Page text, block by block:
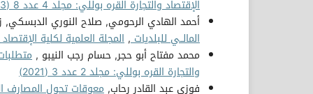
الإقتصاد والتجارة القره بوللي: مجلد 4 عدد 8 (2023)
أحمد الهادي الرحومي, صلاح النوري الدبسكي,
المالــي للبلديات, المجلة العلمية لكلية الإقتصاد
محمد مفتاح أبو حجر, حسام رجب النيبو ,
والتجارة القره بوللي: مجلد 2 عدد 3 (2021)
فوزي عبد القادر رحاب, معوقات تحول المصارف